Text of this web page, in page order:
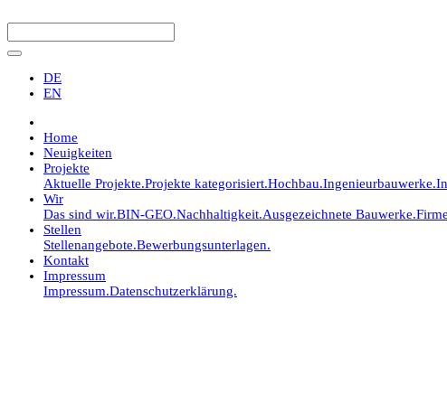
DE
EN
Home
Neuigkeiten
Projekte
Aktuelle Projekte.Projekte kategorisiert.Hochbau.Ingenieurbauwerke.
Wir
Das sind wir.BIN-GEO.Nachhaltigkeit.Ausgezeichnete Bauwerke.
Stellen
Stellenangebote.Bewerbungsunterlagen.
Kontakt
Impressum
Impressum.Datenschutzerklärung.